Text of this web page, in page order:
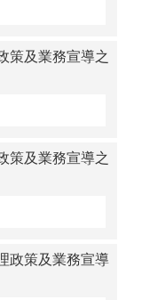
策及業務宣導之
策及業務宣導之
政策及業務宣導